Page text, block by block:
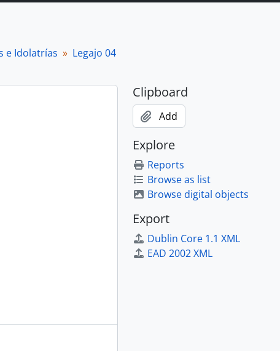
e Idolatrías
Legajo 04
Clipboard
Add
Explore
Reports
Browse as list
Browse digital objects
Export
Dublin Core 1.1 XML
EAD 2002 XML